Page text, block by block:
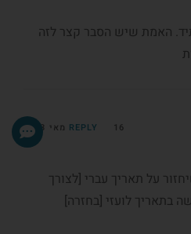
האמת שיש הסבר קצר לזה
REPLY 16 מאי 2023
על תאריך עברי [לצורך
בתאריך לועזי [בחזרה]